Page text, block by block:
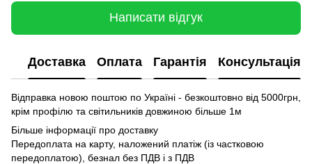
Написати відгук
Доставка Оплата Гарантія Консультація
Відправка новою поштою по Україні - безкоштовно від 5000грн,
крім профілю та світильників довжиною більше 1м
Більше інформації про доставку
Передоплата на карту, наложений платіж (із частковою
передоплатою), безнал без ПДВ і з ПДВ